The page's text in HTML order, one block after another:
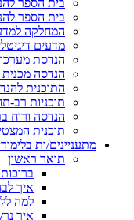
בית הספר
בית הספר
המחלקה
מדעים
הנדסת
הנדסה מכנית
התוכנית
תוכניות רב-
הנדסה ורוח
תוכנית
מתעניינים/ות
תואר ראשון
איך
למה
איך